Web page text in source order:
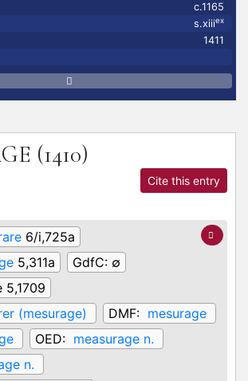
c.1165
s.xiiiex
1411
(1410)
Cite this entry
6/i,725a
5,311a GdfC: ∅
5,1709
(mesurage) DMF: mesurage
OED: measurage n.
n.